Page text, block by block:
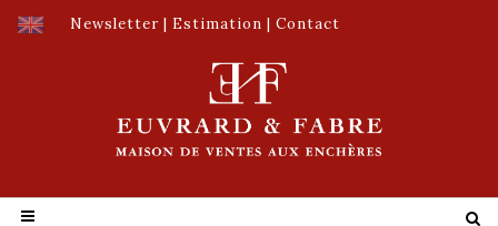
Newsletter | Estimation | Contact